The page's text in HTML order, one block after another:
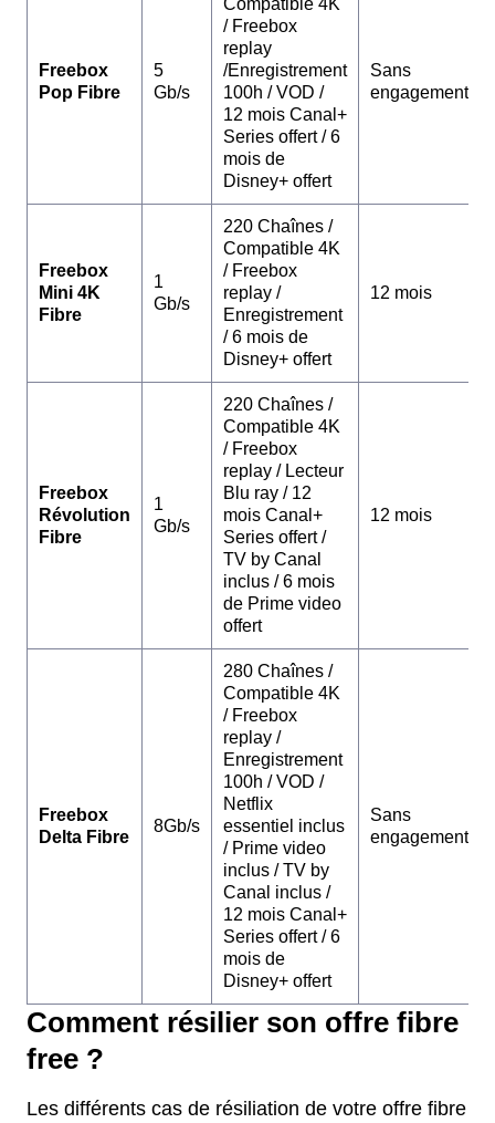
Freebox
Pop Fibre
5
Gb/s
Compatible 4K
/ Freebox
replay
/Enregistrement
100h / VOD /
12 mois Canal+
Series offert / 6
mois de
Disney+ offert
Sans
engagement
Freebox
Mini 4K
Fibre
1
Gb/s
220 Chaînes /
Compatible 4K
/ Freebox
replay /
Enregistrement
/ 6 mois de
Disney+ offert
12 mois
Freebox
Révolution
Fibre
1
Gb/s
220 Chaînes /
Compatible 4K
/ Freebox
replay / Lecteur
Blu ray / 12
mois Canal+
Series offert /
TV by Canal
inclus / 6 mois
de Prime video
offert
12 mois
Freebox
Delta Fibre
8Gb/s
280 Chaînes /
Compatible 4K
/ Freebox
replay /
Enregistrement
100h / VOD /
Netflix
essentiel inclus
/ Prime video
inclus / TV by
Canal inclus /
12 mois Canal+
Series offert / 6
mois de
Disney+ offert
Sans
engagement
Comment résilier son offre fibre
free ?
Les différents cas de résiliation de votre offre fibre